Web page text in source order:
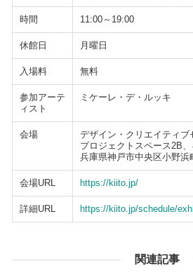
時間 11:00～19:00
休館日 月曜日
入場料 無料
参加アーテ
ィスト
ミケーレ・デ・ルッキ
会場
デザイン・クリエイティブ
プロジェクトスペース2B
兵庫県神戸市中央区小野浜
会場URL https://kiito.jp/
詳細URL https://kiito.jp/schedule/
関連記事